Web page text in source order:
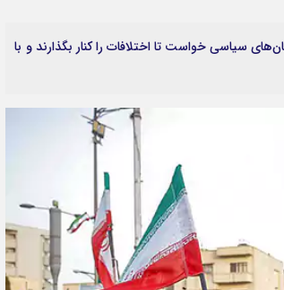
سیاسی خواست تا اختلافات را کنار بگذارند و با